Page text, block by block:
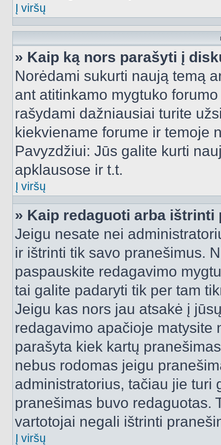
Į viršų
» Kaip ką nors parašyti į
Norėdami sukurti naują temą
ant atitinkamo mygtuko
rašydami dažniausiai turite
kiekviename forume ir temoje
Pavyzdžiui: Jūs galite kurti
apklausose ir t.t.
Į viršų
» Kaip redaguoti arba ištrinti
Jeigu nesate nei
ir ištrinti tik savo pranešimus.
paspauskite redagavimo
tai galite padaryti tik per tam
Jeigu kas nors jau atsakė į
redagavimo apačioje matysite
parašyta kiek kartų
nebus rodomas jeigu
administratorius, tačiau jie turi
pranešimas buvo redaguotas.
vartotojai negali ištrinti
Į viršų